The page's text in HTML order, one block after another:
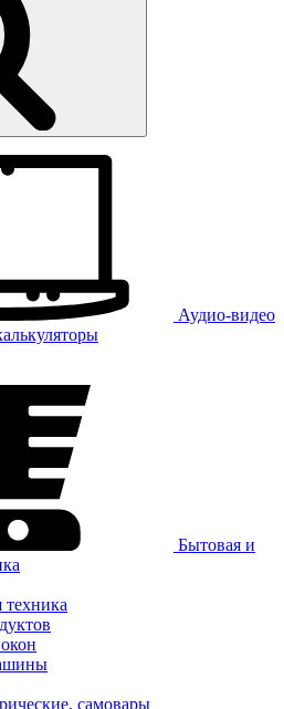
Аудио-видео
Бытовая и
техника
самовары